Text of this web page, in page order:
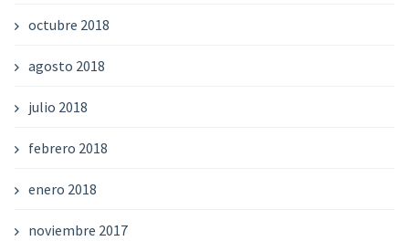
octubre 2018
agosto 2018
julio 2018
febrero 2018
enero 2018
noviembre 2017